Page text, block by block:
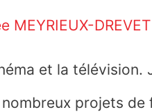
MEYRIEUX-DREVET
et la télévision.
projets de